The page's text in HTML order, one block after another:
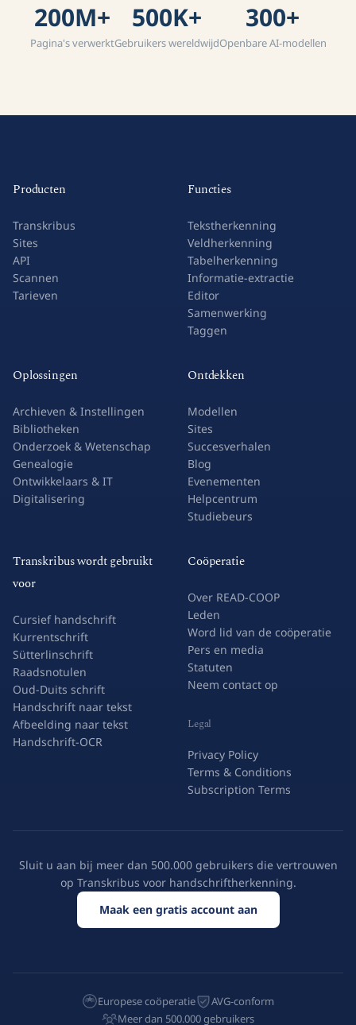
200M+
Pagina's verwerkt
500K+
Gebruikers wereldwijd
300+
Openbare AI-modellen
Producten
Transkribus
Sites
API
Scannen
Tarieven
Functies
Tekstherkenning
Veldherkenning
Tabelherkenning
Informatie-extractie
Editor
Samenwerking
Taggen
Oplossingen
Archieven & Instellingen
Bibliotheken
Onderzoek & Wetenschap
Genealogie
Ontwikkelaars & IT
Digitalisering
Ontdekken
Modellen
Sites
Succesverhalen
Blog
Evenementen
Helpcentrum
Studiebeurs
Transkribus wordt gebruikt
voor
Cursief handschrift
Kurrentschrift
Sütterlinschrift
Raadsnotulen
Oud-Duits schrift
Handschrift naar tekst
Afbeelding naar tekst
Handschrift-OCR
Coöperatie
Over READ-COOP
Leden
Word lid van de coöperatie
Pers en media
Statuten
Neem contact op
Legal
Privacy Policy
Terms & Conditions
Subscription Terms
Sluit u aan bij meer dan 500.000 gebruikers die vertrouwen
op Transkribus voor handschriftherkenning.
Maak een gratis account aan
Europese coöperatie
AVG-conform
Meer dan 500.000 gebruikers